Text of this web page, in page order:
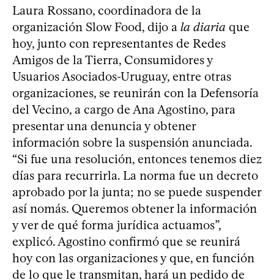
Laura Rossano, coordinadora de la
organización Slow Food, dijo a la diaria que
hoy, junto con representantes de Redes
Amigos de la Tierra, Consumidores y
Usuarios Asociados-Uruguay, entre otras
organizaciones, se reunirán con la Defensoría
del Vecino, a cargo de Ana Agostino, para
presentar una denuncia y obtener
información sobre la suspensión anunciada.
“Si fue una resolución, entonces tenemos diez
días para recurrirla. La norma fue un decreto
aprobado por la junta; no se puede suspender
así nomás. Queremos obtener la información
y ver de qué forma jurídica actuamos”,
explicó. Agostino confirmó que se reunirá
hoy con las organizaciones y que, en función
de lo que le transmitan, hará un pedido de